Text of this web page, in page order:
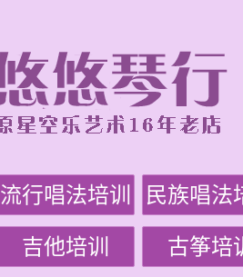
流行唱法培训 民族唱法
吉他培训 古筝培